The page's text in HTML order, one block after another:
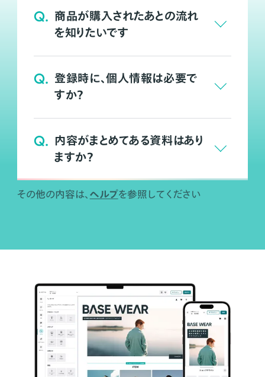
Q. 商品が購入されたあとの流れ
を知りたいです
Q. 登録時に、個人情報は必要で
すか？
Q. 内容がまとめてある資料はあり
ますか？
その他の内容は、 ヘルプを参照してください